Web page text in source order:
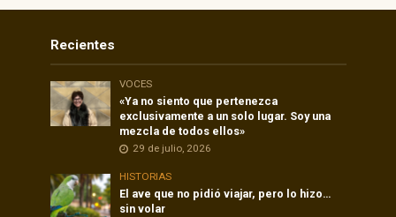
Recientes
VOCES
«Ya no siento que pertenezca
exclusivamente a un solo lugar. Soy una
mezcla de todos ellos»
29 de julio, 2026
HISTORIAS
El ave que no pidió viajar, pero lo hizo…
sin volar